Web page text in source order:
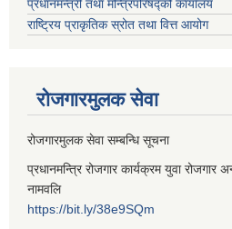
प्रधानमन्त्री तथा मन्त्रिपरिषद्को कार्यालय
राष्ट्रिय प्राकृतिक स्रोत तथा वित्त आयोग
रोजगारमुलक सेवा
रोजगारमुलक सेवा सम्बन्धि सूचना
प्रधानमन्त्रि रोजगार कार्यक्रम युवा रोजगार
नामवलि
https://bit.ly/38e9SQm